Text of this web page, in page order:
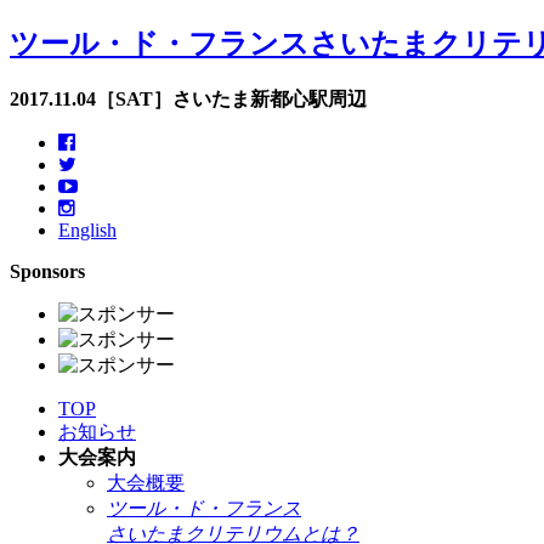
ツール・ド・フランスさいたまクリテ
2017.11.04［SAT］さいたま新都心駅周辺
English
Sponsors
TOP
お知らせ
大会案内
大会概要
ツール・ド・フランス
さいたまクリテリウムとは？